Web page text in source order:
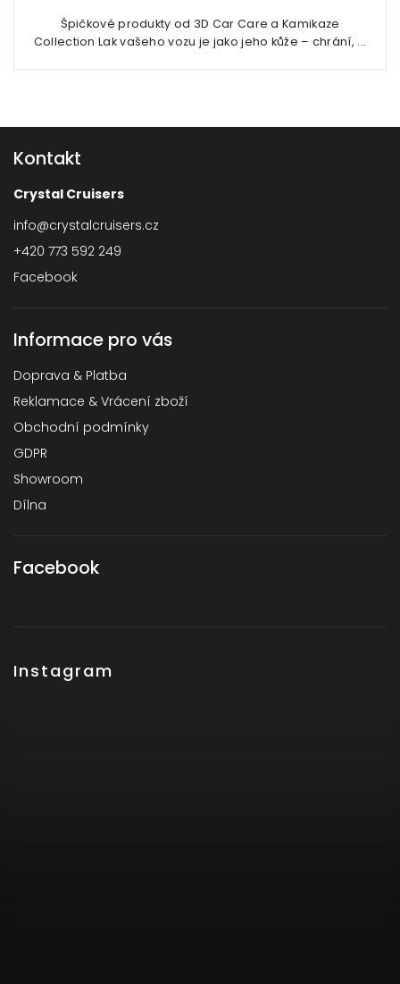
Špičkové produkty od 3D Car Care a Kamikaze
Collection Lak vašeho vozu je jako jeho kůže – chrání, ...
Kontakt
Crystal Cruisers
info@crystalcruisers.cz
+420 773 592 249
Facebook
Informace pro vás
Doprava & Platba
Reklamace & Vrácení zboží
Obchodní podmínky
GDPR
Showroom
Dílna
Facebook
Instagram